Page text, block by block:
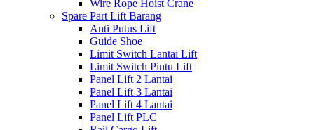
Wire Rope Hoist Crane
Spare Part Lift Barang
Anti Putus Lift
Guide Shoe
Limit Switch Lantai Lift
Limit Switch Pintu Lift
Panel Lift 2 Lantai
Panel Lift 3 Lantai
Panel Lift 4 Lantai
Panel Lift PLC